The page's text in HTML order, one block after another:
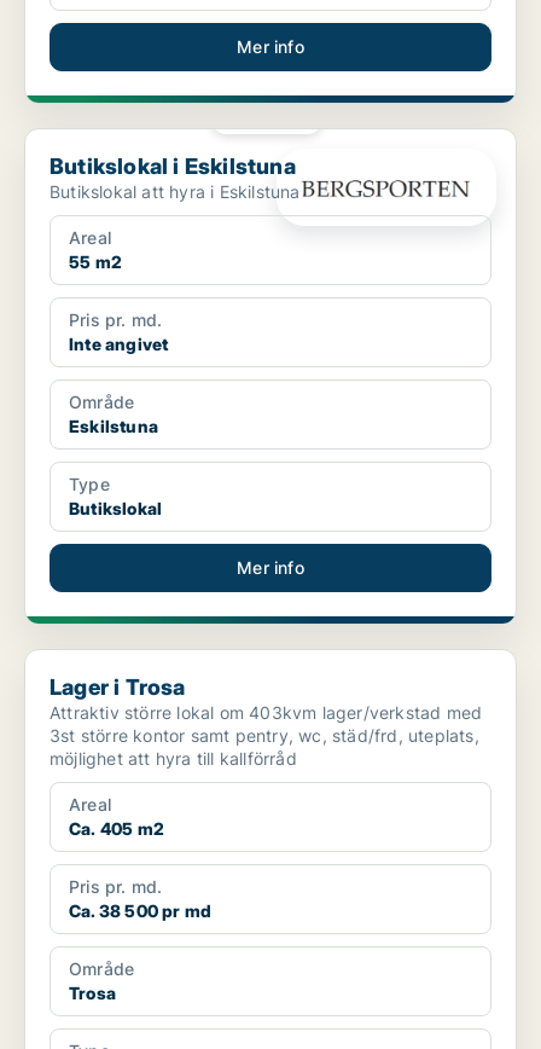
Mer info
Butikslokal i Eskilstuna
Butikslokal i Eskilstuna
Butikslokal att hyra i Eskilstuna
Areal
55 m2
Pris pr. md.
Inte angivet
Område
Eskilstuna
Type
Butikslokal
Mer info
Lager i Trosa
Lager i Trosa
Attraktiv större lokal om 403kvm lager/verkstad med
3st större kontor samt pentry, wc, städ/frd, uteplats,
möjlighet att hyra till kallförråd
Areal
Ca. 405 m2
Pris pr. md.
Ca. 38 500 pr md
Område
Trosa